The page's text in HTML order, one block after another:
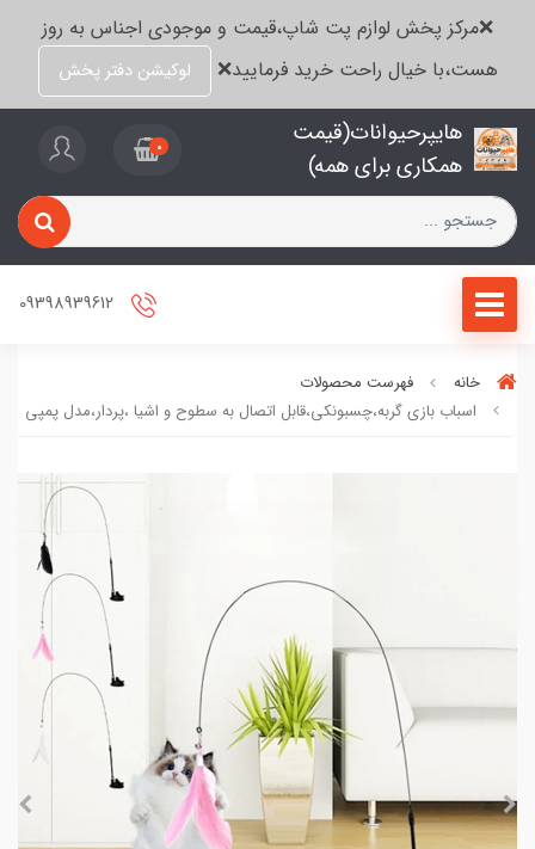
❌مرکز پخش لوازم پت شاپ،قیمت و موجودی اجناس به روز
هست،با خیال راحت خرید فرمایید❌
لوکیشن دفتر پخش
هایپرحیوانات(قیمت
همکاری برای همه)
0
خانه
فهرست محصولات
اسباب بازی گربه،چسبونکی،قابل اتصال به سطوح و اشیا ،پردار،مدل پمپی